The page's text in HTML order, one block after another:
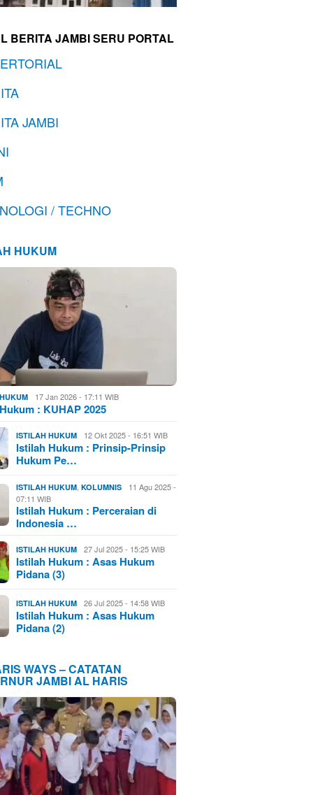
BERITA JAMBI SERU PORTAL
JAMBI
/ TECHNO
HUKUM
17 Jan 2026 - 17:11 WIB
: KUHAP 2025
ISTILAH HUKUM 12 Okt 2025 - 16:51 WIB
Istilah Hukum : Prinsip-Prinsip
Hukum Pe…
ISTILAH HUKUM ,KOLUMNIS
11 Agu 2025 -
07:11 WIB
Istilah Hukum : Perceraian di
Indonesia …
ISTILAH HUKUM 27 Jul 2025 - 15:25 WIB
Istilah Hukum : Asas Hukum
Pidana (3)
ISTILAH HUKUM 26 Jul 2025 - 14:58 WIB
Istilah Hukum : Asas Hukum
Pidana (2)
WAYS – CATATAN
JAMBI AL HARIS